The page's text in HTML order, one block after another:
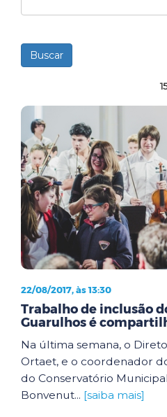
22/08/2017, às 13:30
Trabalho de inclusão
Guarulhos é
Na última semana, o
Ortaet, e o coordenador
do Conservatório
Bonvenut... [saiba mais]